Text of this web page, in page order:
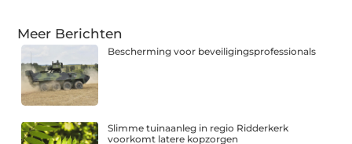
Meer Berichten
Bescherming voor beveiligingsprofessionals
Slimme tuinaanleg in regio Ridderkerk
voorkomt latere kopzorgen